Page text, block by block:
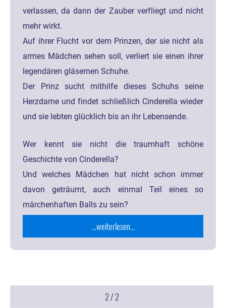
verlassen, da dann der Zauber verfliegt und nicht
mehr wirkt.
Auf ihrer Flucht vor dem Prinzen, der sie nicht als
armes Mädchen sehen soll, verliert sie einen ihrer
legendären gläsernen Schuhe.
Der Prinz sucht mithilfe dieses Schuhs seine
Herzdame und findet schließlich Cinderella wieder
und sie lebten glücklich bis an ihr Lebensende.
Wer kennt sie nicht die traumhaft schöne
Geschichte von Cinderella?
Und welches Mädchen hat nicht schon immer
davon geträumt, auch einmal Teil eines so
märchenhaften Balls zu sein?
...weiterlesen...
2 / 2